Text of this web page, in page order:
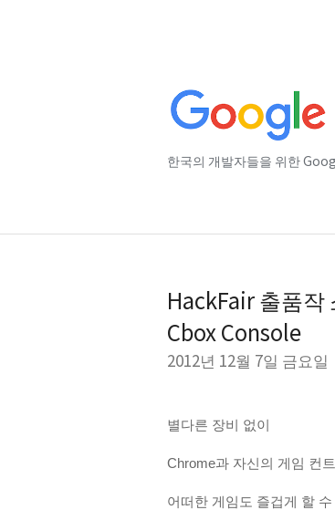
한국의 개발자들을 위한
HackFair 출품작
Cbox Console
2012년 12월 7일 금요일
별다른 장비 없이
Chrome과 자신의 게임 컨
어떠한 게임도 즐겁게 할